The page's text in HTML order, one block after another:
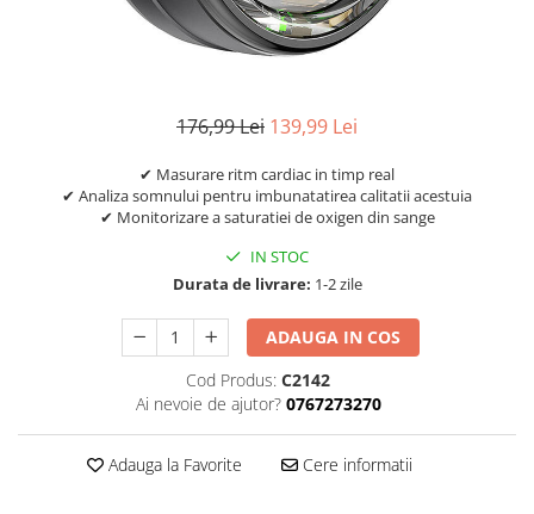
176,99 Lei 139,99 Lei
✔ Masurare ritm cardiac in timp real
✔ Analiza somnului pentru imbunatatirea calitatii acestuia
✔ Monitorizare a saturatiei de oxigen din sange
IN STOC
Durata de livrare: 1-2 zile
ADAUGA IN COS
Cod Produs: C2142
Ai nevoie de ajutor? 0767273270
Adauga la Favorite Cere informatii